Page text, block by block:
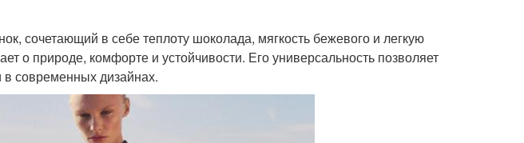
сочетающий в себе теплоту шоколада, мягкость бежевого и легкую
о природе, комфорте и устойчивости. Его универсальность позволяет
в современных дизайнах.